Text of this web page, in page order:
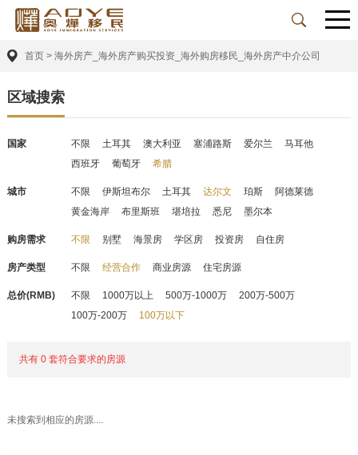
首页 > 海外房产_海外房产购买投资_海外购房移民_海外房产中介公司
区域搜索
国家 不限 土耳其 澳大利亚 塞浦路斯 爱尔兰
马耳他
西班牙
葡萄牙 希腊
城市 不限 伊斯坦布尔 土耳其 达尔文 珀斯
阿德莱德
黄金海岸
布里斯班 堪培拉 悉尼 墨尔本
购房需求 不限 别墅 海景房 学区房 投资房 自住房
房产类型 不限 经营合作 商业房源 住宅房源
总价(RMB) 不限 1000万以上 500万-1000万
200万-500万
100万-200万
100万以下
共有 0 套符合要求的房源
未搜索到相应的房源....